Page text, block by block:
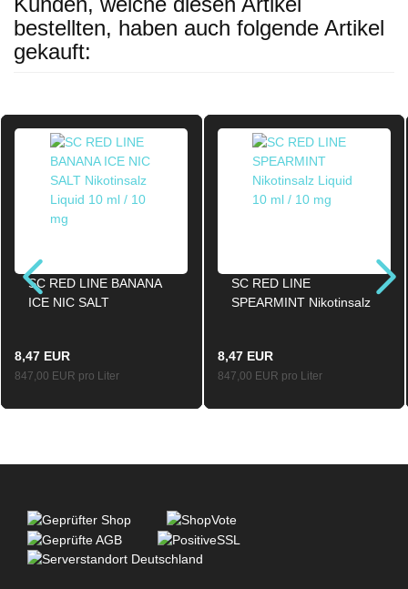
bestellten, haben auch folgende Artikel
gekauft:
SC RED LINE BANANA
ICE NIC SALT
8,47 EUR
847,00 EUR pro Liter
SC RED LINE
SPEARMINT Nikotinsalz
8,47 EUR
847,00 EUR pro Liter